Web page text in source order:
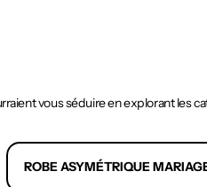
vous séduire en explorant les
ROBE ASYMÉTRIQUE